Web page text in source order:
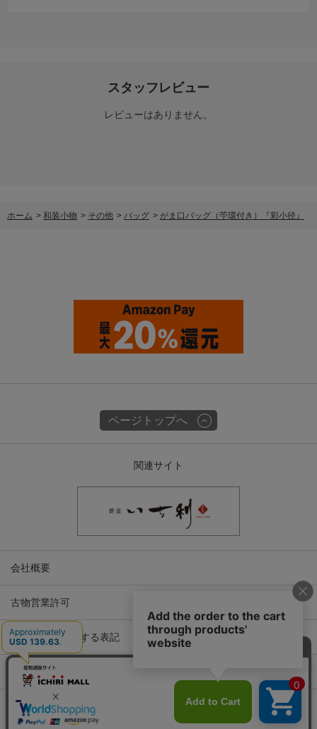
スタッフレビュー
レビューはありません。
ホーム > 和装小物 > その他 > バッグ > がま口バッグ（苧環付き）『彩小径』
ページトップへ
関連サイト
会社概要
古物営業許可
特定商取引に関する表記
プライバシーポリシー